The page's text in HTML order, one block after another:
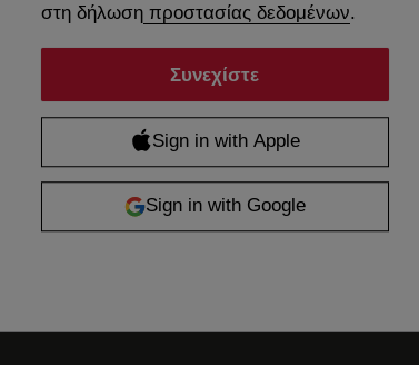
στη δήλωσηπροστασίας δεδομένων.